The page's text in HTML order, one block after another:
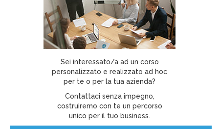
Sei interessato/a ad un corso
personalizzato e realizzato ad hoc
per te o per la tua azienda?
Contattaci senza impegno,
costruiremo con te un percorso
unico per il tuo business.